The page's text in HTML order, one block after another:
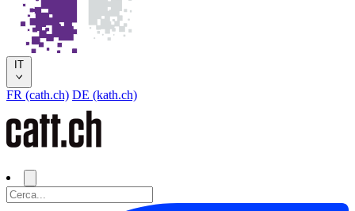
IT
FR (cath.ch) DE (kath.ch)